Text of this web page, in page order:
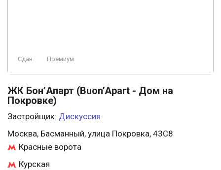
Сдан Премиум
ЖК Бон’Апарт (Buon’Apart - Дом на
Покровке)
Застройщик: Дискуссия
Москва, Басманный, улица Покровка, 43С8
Красные ворота
Курская